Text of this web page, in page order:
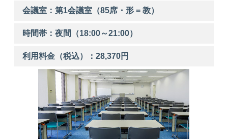
会議室：第1会議室（85席・形 = 教）
時間帯：夜間 （18:00～21:00）
利用料金（税込）：28,370円